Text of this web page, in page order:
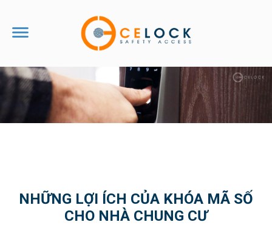
TRANG CHỦ
NHỮNG LỢI ÍCH CỦA KHÓA MÃ SỐ
CHO NHÀ CHUNG CƯ